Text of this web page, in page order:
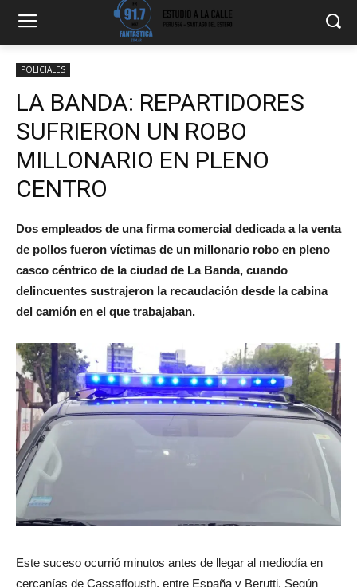
POLICIALES
LA BANDA: REPARTIDORES
SUFRIERON UN ROBO
MILLONARIO EN PLENO
CENTRO
Dos empleados de una firma comercial dedicada a la venta
de pollos fueron víctimas de un millonario robo en pleno
casco céntrico de la ciudad de La Banda, cuando
delincuentes sustrajeron la recaudación desde la cabina
del camión en el que trabajaban.
Este suceso ocurrió minutos antes de llegar al mediodía en
cercanías de Cassaffousth, entre España y Berutti. Según